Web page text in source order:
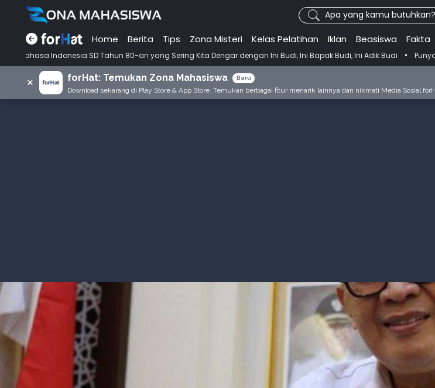
Apa yang kamu butuhkan?
Home Berita Tips Zona Misteri Kelas Pelatihan Iklan Beasiswa Fakta
SD Tahun 80-an yang Sering Kita Dengar dengan Ini Budi, Ini Bapak Budi, Ini Adik Budi • Punya Tujuan
× forHat: Temukan Zona Mahasiswa Baru
Download sekarang di Play Store & App Store. Temukan berbagai fitur menarik lainnya dan nikmati Media Sosial